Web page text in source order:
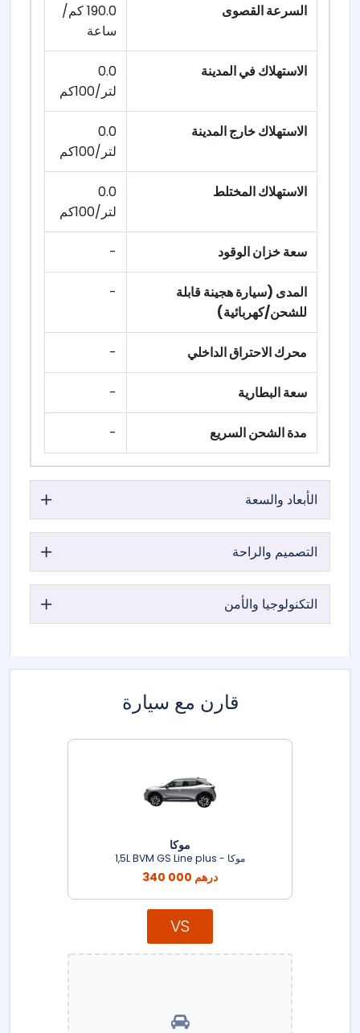
السرعة القصوى
190.0 كم/
ساعة
الاستهلاك في المدينة
0.0
لتر/100كم
الاستهلاك خارج المدينة
0.0
لتر/100كم
الاستهلاك المختلط
0.0
لتر/100كم
سعة خزان الوقود -
المدى (سيارة هجينة قابلة
للشحن/كهربائية)
-
محرك الاحتراق الداخلي -
سعة البطارية -
مدة الشحن السريع -
الأبعاد والسعة
التصميم والراحة
التكنولوجيا والأمن
قارن مع سيارة
موكا
موكا - 1,5L BVM GS Line plus
340 000 درهم
VS